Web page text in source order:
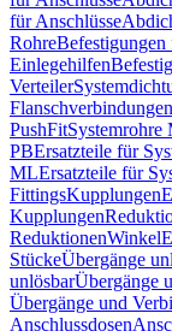
für Anschlüsse
Rohre
Einlegehilfen
Verteiler
Flanschverbindungen
PushFitSystemrohre
PBErsatzteile für
MLErsatzteile für
FittingsKupplungen
Kupplungen
ReduktionenWinkel
StückeÜbergänge
unlösbarÜbergänge
Übergänge und
Anschlussdosen